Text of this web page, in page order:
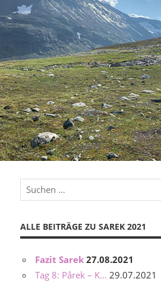
ALLE BEITRÄGE ZU SAREK 2021
Fazit Sarek 27.08.2021
Tag 8: Pårek – K... 29.07.2021